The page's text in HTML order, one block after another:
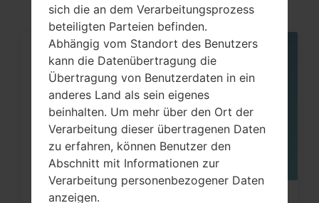
sich die an dem Verarbeitungsprozess
beteiligten Parteien befinden.
Abhängig vom Standort des Benutzers
kann die Datenübertragung die
Übertragung von Benutzerdaten in ein
anderes Land als sein eigenes
beinhalten. Um mehr über den Ort der
Verarbeitung dieser übertragenen Daten
zu erfahren, können Benutzer den
Abschnitt mit Informationen zur
Verarbeitung personenbezogener Daten
anzeigen.